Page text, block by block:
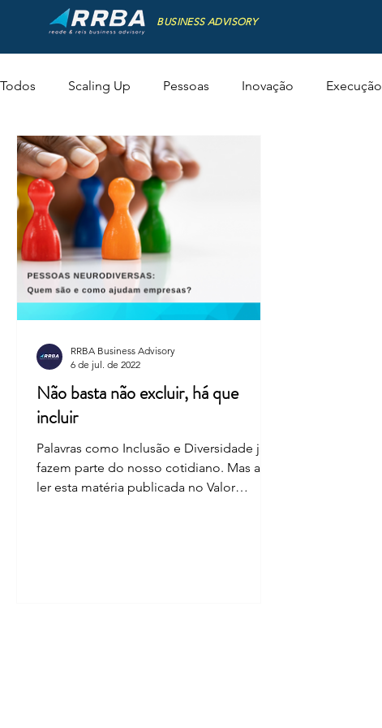
BUSINESS ADVISORY
Todos Scaling Up Pessoas Inovação Execução
Não basta não excluir, há que
incluir
Palavras como Inclusão e Diversidade já
fazem parte do nosso cotidiano. Mas até
ler esta matéria publicada no Valor
RRBA Business Advisory
6 de jul. de 2022